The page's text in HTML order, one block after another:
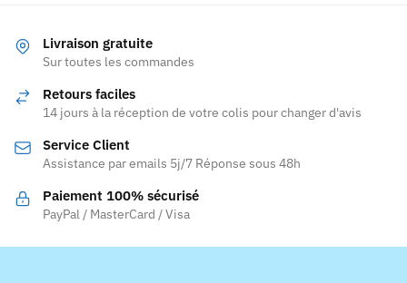
Les
options
peuvent
être
sur
la
page
du
Livraison gratuite
Sur toutes les commandes
Retours faciles
14 jours à la réception de votre colis pour changer d'avis
Service Client
Assistance par emails 5j/7 Réponse sous 48h
Paiement 100% sécurisé
PayPal / MasterCard / Visa